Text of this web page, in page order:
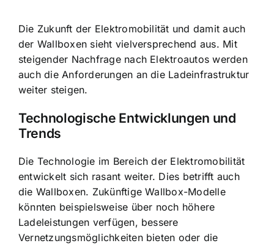
Die Zukunft der Elektromobilität und damit auch
der Wallboxen sieht vielversprechend aus. Mit
steigender Nachfrage nach Elektroautos werden
auch die Anforderungen an die Ladeinfrastruktur
weiter steigen.
Technologische Entwicklungen und
Trends
Die Technologie im Bereich der Elektromobilität
entwickelt sich rasant weiter. Dies betrifft auch
die Wallboxen. Zukünftige Wallbox-Modelle
könnten beispielsweise über noch höhere
Ladeleistungen verfügen, bessere
Vernetzungsmöglichkeiten bieten oder die